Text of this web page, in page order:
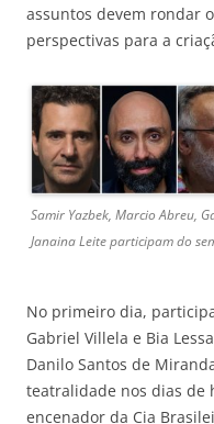
assuntos devem rondar
perspectivas para a
Samir Yazbek, Marcio Abreu,
Janaina Leite participam do
No primeiro dia,
Gabriel Villela e Bia
Danilo Santos de
teatralidade nos dias de
encenador da Cia